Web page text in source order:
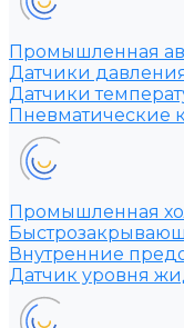
Промышленная
Датчики
Датчики
Пневматические
Промышленная
Внутренние
Датчик уровня